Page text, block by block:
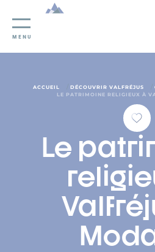
Panneau de gestion des cookies
MENU
ACCUEIL DÉCOUVRIR VALFRÉJUS
LE PATRIMOINE RELIGIEUX À
Le